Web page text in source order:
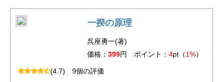
一揆の原理
呉座勇一(著)
価格： 399円 ポイント： 4pt（1%）
(4.7) 9個の評価